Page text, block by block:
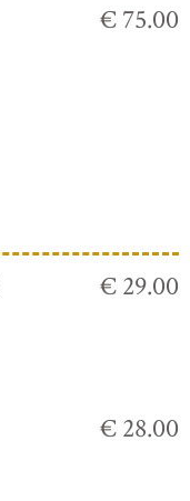
€ 75.00
€ 29.00
€ 28.00